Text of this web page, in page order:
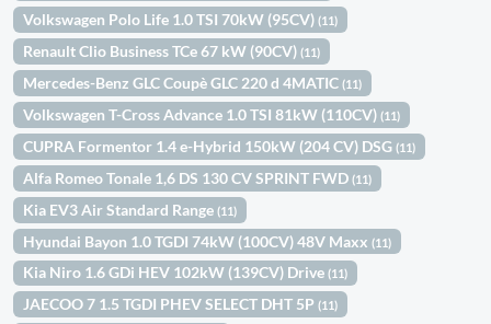
Volkswagen Polo Life 1.0 TSI 70kW (95CV)(11)
Renault Clio Business TCe 67 kW (90CV)(11)
Mercedes-Benz GLC Coupè GLC 220 d 4MATIC(11)
Volkswagen T-Cross Advance 1.0 TSI 81kW (110CV)(11)
CUPRA Formentor 1.4 e-Hybrid 150kW (204 CV) DSG(11)
Alfa Romeo Tonale 1,6 DS 130 CV SPRINT FWD(11)
Kia EV3 Air Standard Range(11)
Hyundai Bayon 1.0 TGDI 74kW (100CV) 48V Maxx(11)
Kia Niro 1.6 GDi HEV 102kW (139CV) Drive(11)
JAECOO 7 1.5 TGDI PHEV SELECT DHT 5P(11)